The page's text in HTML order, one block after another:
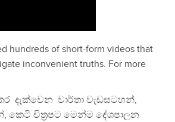
hundreds of short-form videos that
inconvenient truths. For more
දැක්වෙන වාර්තා වැඩසටහන්,
කෙටි චිත්‍රපට මෙන්ම දේශපාලන